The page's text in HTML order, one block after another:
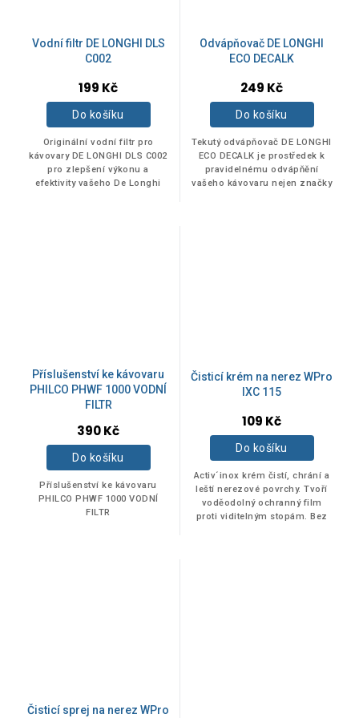
Vodní filtr DE LONGHI DLS
C002
Průměrné
hodnocení
produktu
je
5,0
z
5
hvězdiček.
199 Kč
Do košíku
Originální vodní filtr pro
kávovary DE LONGHI DLS C002
pro zlepšení výkonu a
efektivity vašeho De Longhi
Odvápňovač DE LONGHI
ECO DECALK
Průměrné
hodnocení
produktu
je
5,0
z
5
hvězdiček.
249 Kč
Do košíku
Tekutý odvápňovač DE LONGHI
ECO DECALK je prostředek k
pravidelnému odvápňění
vašeho kávovaru nejen značky
Příslušenství ke kávovaru
PHILCO PHWF 1000 VODNÍ
FILTR
390 Kč
Do košíku
Příslušenství ke kávovaru
PHILCO PHWF 1000 VODNÍ
FILTR
Čisticí krém na nerez WPro
IXC 115
109 Kč
Do košíku
Activ´inox krém čistí, chrání a
leští nerezové povrchy. Tvoří
voděodolný ochranný film
proti viditelným stopám. Bez
Čisticí sprej na nerez WPro